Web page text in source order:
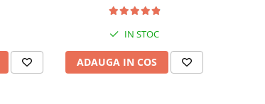
IN STOC
ADAUGA IN COS